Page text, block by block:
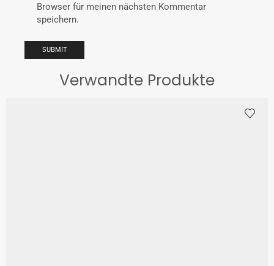
Browser für meinen nächsten Kommentar
speichern.
Verwandte Produkte